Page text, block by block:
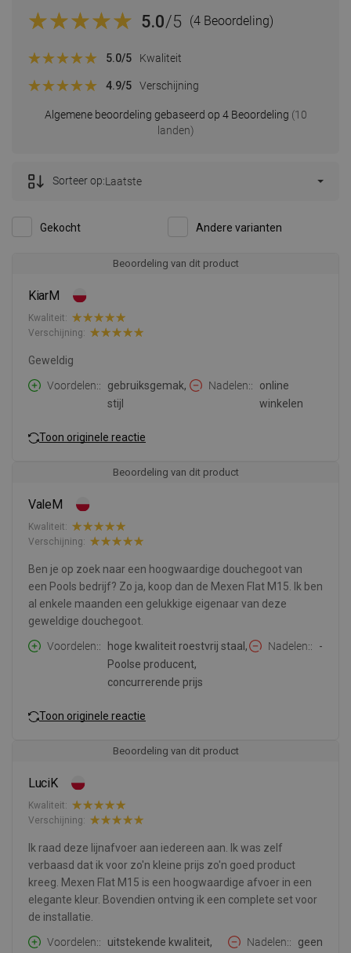
5.0/5 (4 Beoordeling)
Algemene beoordeling gebaseerd op 4 Beoordeling (10
landen)
5.0/5 Kwaliteit
4.9/5 Verschijning
Gekocht Andere varianten
Sorteer op:Laatste
Beoordeling van dit product
KiarM
Kwaliteit:
Verschijning:
Geweldig
Voordelen:
gebruiksgemak,
stijl
Nadelen:
online
winkelen
Toon originele reactie
Beoordeling van dit product
ValeM
Kwaliteit:
Verschijning:
Ben je op zoek naar een hoogwaardige douchegoot van
een Pools bedrijf? Zo ja, koop dan de Mexen Flat M15. Ik ben
al enkele maanden een gelukkige eigenaar van deze
geweldige douchegoot.
Voordelen:
hoge kwaliteit roestvrij staal,
Poolse producent,
concurrerende prijs
Nadelen: -
Toon originele reactie
Beoordeling van dit product
LuciK
Kwaliteit:
Verschijning:
Ik raad deze lijnafvoer aan iedereen aan. Ik was zelf
verbaasd dat ik voor zo'n kleine prijs zo'n goed product
kreeg. Mexen Flat M15 is een hoogwaardige afvoer in een
elegante kleur. Bovendien ontving ik een complete set voor
de installatie.
Voordelen:
uitstekende kwaliteit,
Nadelen: geen